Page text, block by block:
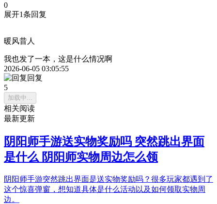
0
展开1条回复
暖风昔人
我也发了一本，这是什么情况啊
2026-06-05 03:05:55
回复
5
加载中...
相关阅读
最新更新
阴阳师手游送实物奖励吗 突然跳出界面
是什么 阴阳师实物周边怎么领
阴阳师手游突然跳出界面是送实物奖励吗？很多玩家都遇到了
这个惊喜弹窗，想知道具体是什么活动以及如何领取实物周
边。